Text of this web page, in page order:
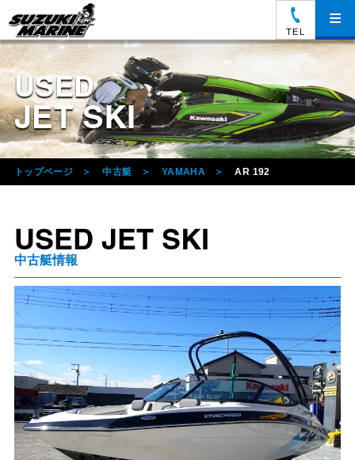
TEL
≡
USED
JET SKI
トップページ 中古艇 YAMAHA AR 192
USED JET SKI
中古艇情報